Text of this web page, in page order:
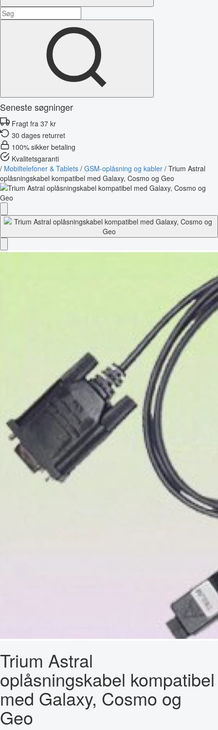
Seneste søgninger
Fragt fra 37 kr
30 dages returret
100% sikker betaling
Kvalitetsgaranti
/ Mobiltelefoner & Tablets / GSM-oplåsning og kabler / Trium Astral
oplåsningskabel kompatibel med Galaxy, Cosmo og Geo
Trium Astral
oplåsningskabel kompatibel
med Galaxy, Cosmo og
Geo